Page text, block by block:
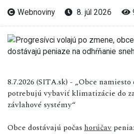
Webnoviny 8. júl 2026
8.7.2026 (SITA.sk) - „Obce
potrebujú vybaviť klimatizácie do
závlahové systémy“
Obce dostávajú počas horúčav